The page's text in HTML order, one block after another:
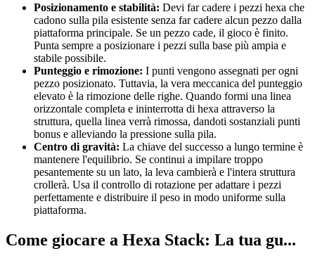
Posizionamento e stabilità: Devi far cadere i pezzi hexa che
cadono sulla pila esistente senza far cadere alcun pezzo dalla
piattaforma principale. Se un pezzo cade, il gioco è finito.
Punta sempre a posizionare i pezzi sulla base più ampia e
stabile possibile.
Punteggio e rimozione: I punti vengono assegnati per ogni
pezzo posizionato. Tuttavia, la vera meccanica del punteggio
elevato è la rimozione delle righe. Quando formi una linea
orizzontale completa e ininterrotta di hexa attraverso la
struttura, quella linea verrà rimossa, dandoti sostanziali punti
bonus e alleviando la pressione sulla pila.
Centro di gravità: La chiave del successo a lungo termine è
mantenere l'equilibrio. Se continui a impilare troppo
pesantemente su un lato, la leva cambierà e l'intera struttura
crollerà. Usa il controllo di rotazione per adattare i pezzi
perfettamente e distribuire il peso in modo uniforme sulla
piattaforma.
Come giocare a Hexa Stack: La tua gu...